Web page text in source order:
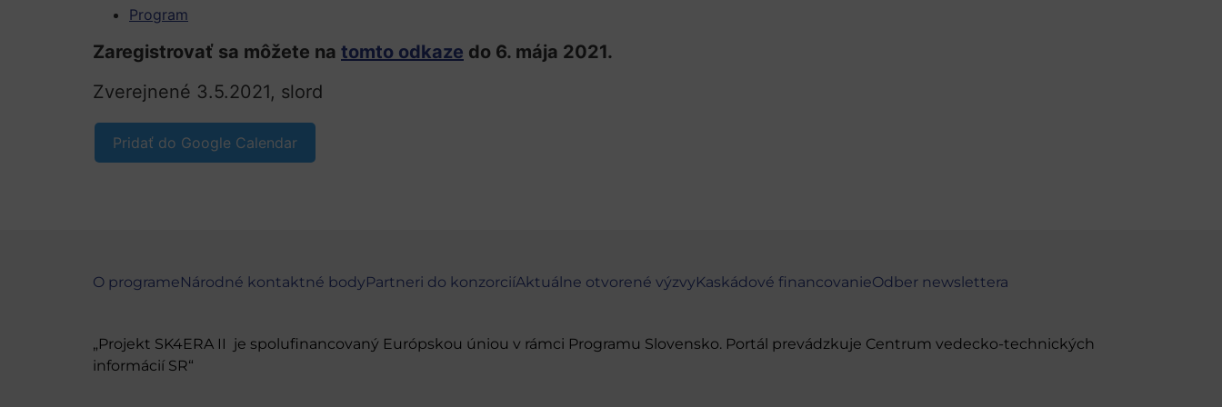
Program
Zaregistrovať sa môžete na tomto odkaze do 6. mája 2021.
Zverejnené 3.5.2021, slord
Pridať do Google Calendar
O programeNárodné kontaktné bodyPartneri do konzorciíAktuálne otvorené výzvyKaskádové financovanieOdber newslettera
„Projekt SK4ERA II je spolufinancovaný Európskou úniou v rámci Programu Slovensko. Portál prevádzkuje Centrum vedecko-technických
informácií SR“